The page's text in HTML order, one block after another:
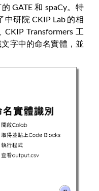
GATE 和 spaCy。特
研院 CKIP Lab 的相
Transformers 工
字中的命名實體，並